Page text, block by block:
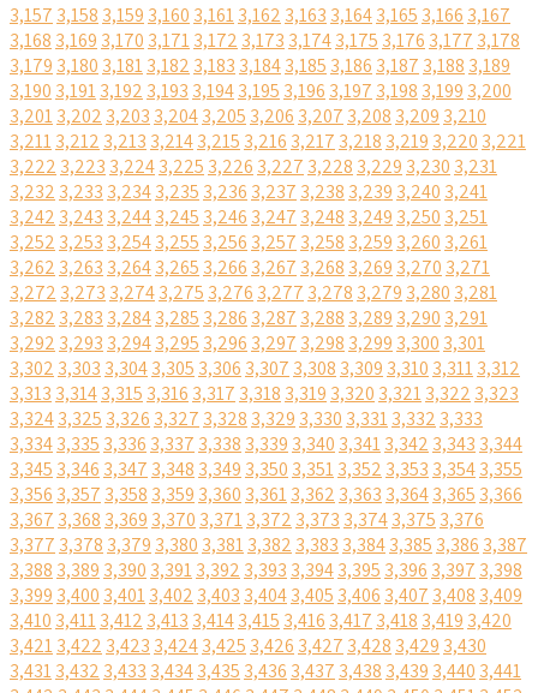
3,157 3,158 3,159 3,160 3,1613,162 3,163 3,1643,165 3,166 3,167
3,168 3,169 3,170 3,1713,172 3,173 3,1743,175 3,176 3,177 3,178
3,179 3,180 3,1813,182 3,183 3,1843,185 3,186 3,187 3,188 3,189
3,190 3,1913,192 3,193 3,1943,195 3,196 3,197 3,198 3,199 3,200
3,2013,202 3,203 3,2043,205 3,206 3,207 3,208 3,209 3,210
3,2113,212 3,213 3,2143,215 3,216 3,217 3,218 3,219 3,220 3,221
3,222 3,223 3,2243,225 3,226 3,227 3,228 3,229 3,230 3,231
3,232 3,233 3,2343,235 3,236 3,237 3,238 3,239 3,240 3,241
3,242 3,243 3,2443,245 3,246 3,247 3,248 3,249 3,250 3,251
3,252 3,253 3,2543,255 3,256 3,257 3,258 3,259 3,260 3,261
3,262 3,263 3,2643,265 3,266 3,267 3,268 3,269 3,270 3,271
3,272 3,273 3,2743,275 3,276 3,277 3,278 3,279 3,280 3,281
3,282 3,283 3,2843,285 3,286 3,287 3,288 3,289 3,290 3,291
3,292 3,293 3,2943,295 3,296 3,297 3,298 3,299 3,300 3,301
3,302 3,303 3,3043,305 3,306 3,307 3,308 3,309 3,310 3,3113,312
3,313 3,3143,315 3,316 3,317 3,318 3,319 3,320 3,3213,322 3,323
3,3243,325 3,326 3,327 3,328 3,329 3,330 3,3313,332 3,333
3,3343,335 3,336 3,337 3,338 3,339 3,340 3,3413,342 3,343 3,344
3,345 3,346 3,347 3,348 3,349 3,350 3,3513,352 3,353 3,3543,355
3,356 3,357 3,358 3,359 3,360 3,3613,362 3,363 3,3643,365 3,366
3,367 3,368 3,369 3,370 3,3713,372 3,373 3,3743,375 3,376
3,377 3,378 3,379 3,380 3,3813,382 3,383 3,3843,385 3,386 3,387
3,388 3,389 3,390 3,3913,392 3,393 3,3943,395 3,396 3,397 3,398
3,399 3,400 3,4013,402 3,403 3,4043,405 3,406 3,407 3,408 3,409
3,410 3,4113,412 3,413 3,4143,415 3,416 3,417 3,418 3,419 3,420
3,4213,422 3,423 3,4243,425 3,426 3,427 3,428 3,429 3,430
3,4313,432 3,433 3,4343,435 3,436 3,437 3,438 3,439 3,440 3,441